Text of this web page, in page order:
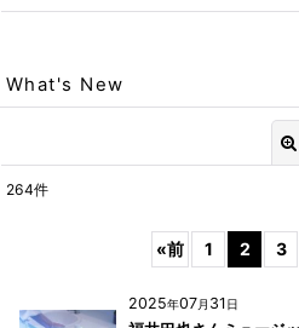
What's New
264件
«前 1 2 3
2025年07月 31日